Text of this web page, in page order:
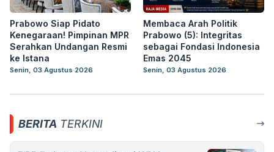
Prabowo Siap Pidato
Kenegaraan! Pimpinan MPR
Serahkan Undangan Resmi
ke Istana
Senin, 03 Agustus 2026
Membaca Arah Politik
Prabowo (5): Integritas
sebagai Fondasi Indonesia
Emas 2045
Senin, 03 Agustus 2026
BERITA TERKINI